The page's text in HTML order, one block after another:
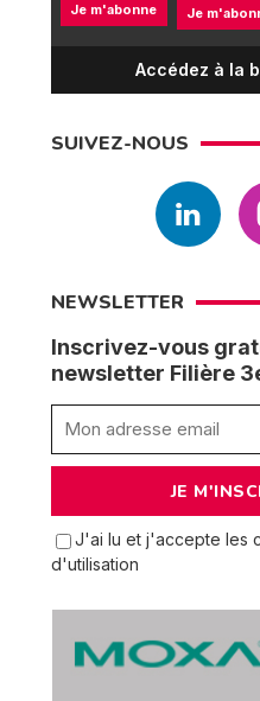
Je m'abonne Je
Accédez à la
SUIVEZ-NOUS
NEWSLETTER
Inscrivez-vous
newsletter Filière
J'ai lu et j'accepte les
d'utilisation